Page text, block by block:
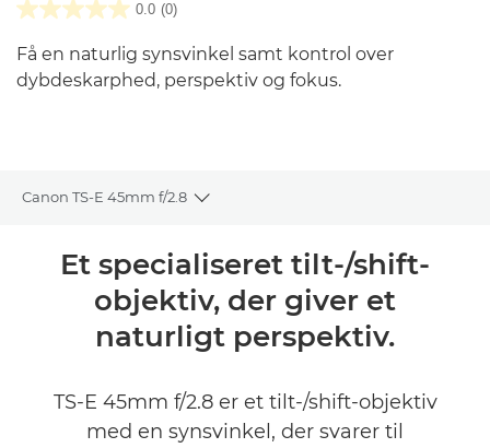
0.0 (0)
Få en naturlig synsvinkel samt kontrol over
dybdeskarphed, perspektiv og fokus.
Canon TS-E 45mm f/2.8
Toggle breadcrumbs
Oversigt
Specifikationer
Et specialiseret tilt-/shift-
objektiv, der giver et
naturligt perspektiv.
TS-E 45mm f/2.8 er et tilt-/shift-objektiv
med en synsvinkel, der svarer til